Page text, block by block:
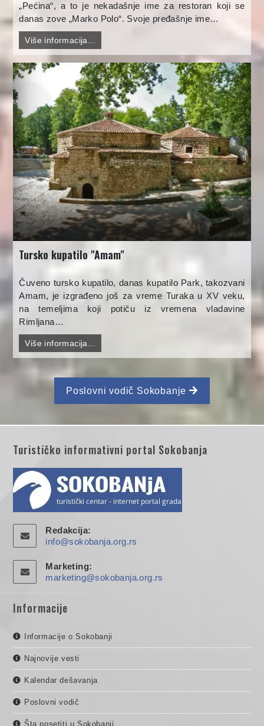
„Pećina“, a to je nekadašnje ime za restoran koji se
danas zove „Marko Polo“. Svoje pređašnje ime…
Više informacija...
Tursko kupatilo "Amam"
Čuveno tursko kupatilo, danas kupatilo Park, takozvani
Amam, je izgrađeno još za vreme Turaka u XV veku,
na temeljima koji potiču iz vremena vladavine
Rimljana…
Više informacija...
Poslovni vodič Sokobanje
Turističko informativni portal Sokobanja
Redakcija:
info@sokobanja.org.rs
Marketing:
marketing@sokobanja.org.rs
Informacije
Informacije o Sokobanji
Najnovije vesti
Kalendar dešavanja
Poslovni vodič
Šta posetiti u Sokobanji